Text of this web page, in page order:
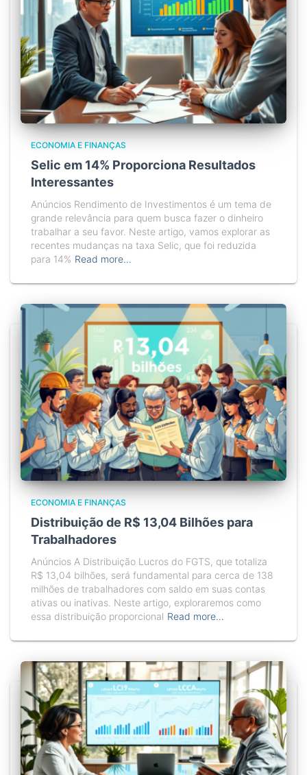
ECONOMIA E FINANÇAS
Selic em 14% Proporciona Resultados
Interessantes
Anúncios Rendimento de Investimentos é um tema de
grande relevância para quem busca fazer o dinheiro
trabalhar a seu favor. Neste artigo, vamos explorar as
recentes mudanças na taxa Selic, que foi reduzida
para 14% Read more…
ECONOMIA E FINANÇAS
Distribuição de R$ 13,04 Bilhões para
Trabalhadores
Anúncios A Distribuição Lucros do FGTS, que totaliza
R$ 13,04 bilhões, será fundamental para cerca de 138
milhões de trabalhadores com saldo em suas contas
ativas ou inativas. Neste artigo, exploraremos como
essa distribuição proporcional Read more…